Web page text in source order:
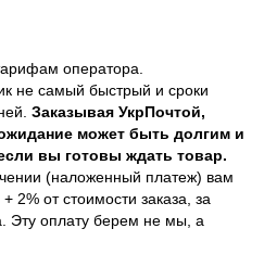
оператора.
не самый быстрый и сроки
Заказывая УкрПочтой,
может быть долгим и
вы готовы ждать товар.
(наложенный платеж) вам
2% от стоимости заказа, за
Эту оплату берем не мы, а